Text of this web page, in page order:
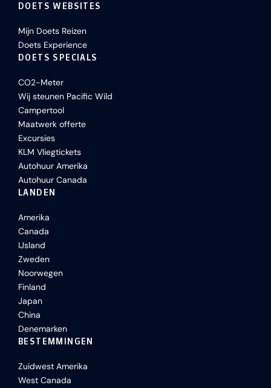
DOETS WEBSITES
Mijn Doets Reizen
Doets Experience
DOETS SPECIALS
CO2-Meter
Wij steunen Pacific Wild
Campertool
Maatwerk offerte
Excursies
KLM Vliegtickets
Autohuur Amerika
Autohuur Canada
LANDEN
Amerika
Canada
IJsland
Zweden
Noorwegen
Finland
Japan
China
Denemarken
BESTEMMINGEN
Zuidwest Amerika
West Canada